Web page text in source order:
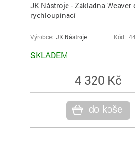
JK Nástroje - Základna Weaver
rychloupínací
Výrobce: JK Nástroje Kód:
SKLADEM
4 320 Kč
do koše